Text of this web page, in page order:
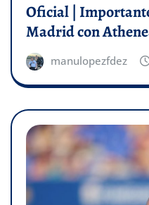
Oficial |
Madrid con
manulopezfdez